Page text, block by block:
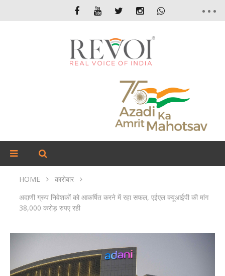
HOME
कारोबार
अदाणी ग्रुप निवेशकों को आकर्षित करने में रहा सफल, एईएल क्यूआईपी की मांग
38,000 करोड़ रुपए रही